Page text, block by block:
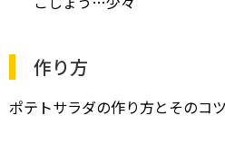
作り方
ポテトサラダの作り方とそのコ